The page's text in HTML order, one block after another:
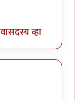
सदस्य व्हा